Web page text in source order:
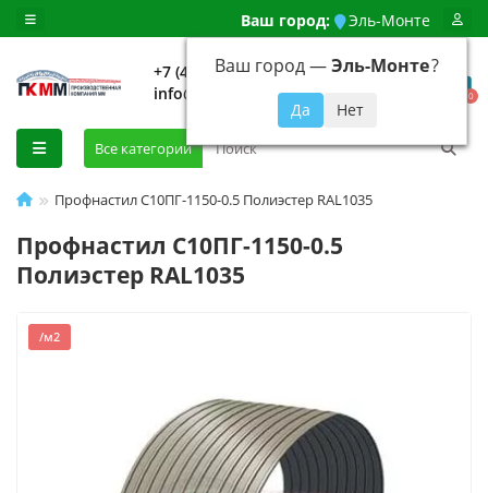
Ваш город: Эль-Монте
Ваш город —Эль-Монте?
+7 (499) 648-92-94
info@evroshtaketnikmoskva.ru
0
Все категории
Профнастил С10ПГ-1150-0.5 Полиэстер RAL1035
Профнастил С10ПГ-1150-0.5
Полиэстер RAL1035
/м2